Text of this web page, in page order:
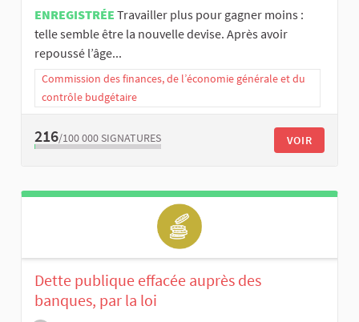
ENREGISTRÉE Travailler plus pour gagner moins :
telle semble être la nouvelle devise. Après avoir
repoussé l’âge...
Commission des finances, de l’économie générale et du
contrôle budgétaire
216/100 000 SIGNATURES VOIR
Dette publique effacée auprès des
banques, par la loi